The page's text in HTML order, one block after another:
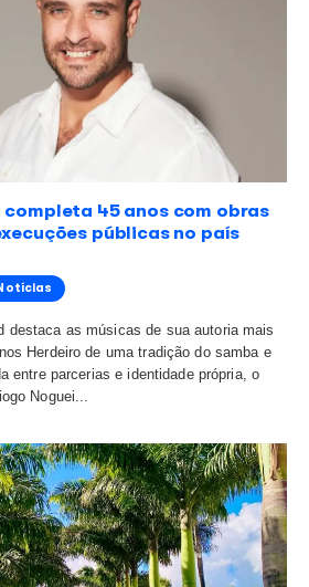
completa 65 anos com
marcaram gerações
Notícias
Ecad destaca as músicas mais
autoria nos últimos anos Entre
o tempo, o cantor e